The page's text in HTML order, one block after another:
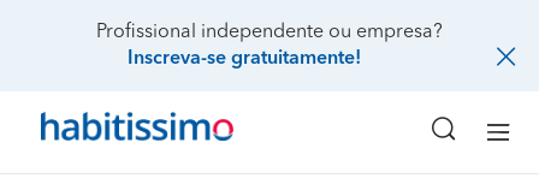
Profissional independente ou empresa?
Inscreva-se gratuitamente!